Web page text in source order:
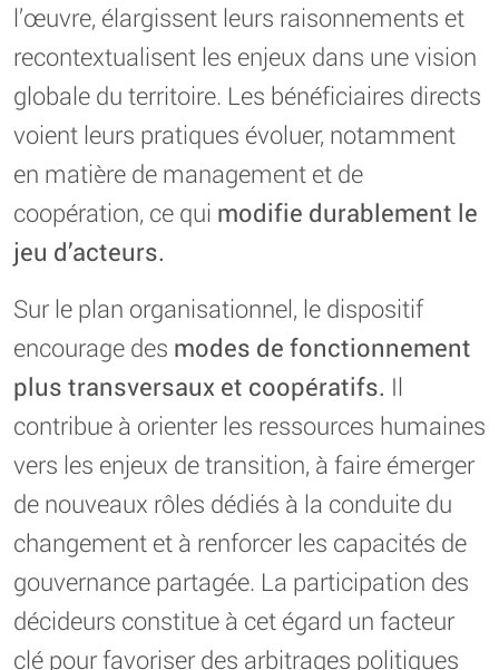
l’œuvre, élargissent leurs raisonnements et
recontextualisent les enjeux dans une vision
globale du territoire. Les bénéficiaires directs
voient leurs pratiques évoluer, notamment
en matière de management et de
coopération, ce qui modifie durablement le
jeu d’acteurs.
Sur le plan organisationnel, le dispositif
encourage des modes de fonctionnement
plus transversaux et coopératifs. Il
contribue à orienter les ressources humaines
vers les enjeux de transition, à faire émerger
de nouveaux rôles dédiés à la conduite du
changement et à renforcer les capacités de
gouvernance partagée. La participation des
décideurs constitue à cet égard un facteur
clé pour favoriser des arbitrages politiques